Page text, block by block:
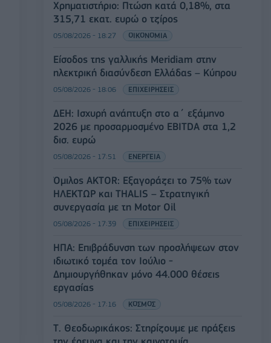
Χρηματιστήριο: Πτώση κατά 0,18%, στα
315,71 εκατ. ευρώ ο τζίρος
05/08/2026 - 18:27 ΟΙΚΟΝΟΜΙΑ
Είσοδος της γαλλικής Meridiam στην
ηλεκτρική διασύνδεση Ελλάδας – Κύπρου
05/08/2026 - 18:06 ΕΠΙΧΕΙΡΗΣΕΙΣ
ΔΕΗ: Ισχυρή ανάπτυξη στο α΄ εξάμηνο
2026 με προσαρμοσμένο EBITDA στα 1,2
δισ. ευρώ
05/08/2026 - 17:51 ΕΝΕΡΓΕΙΑ
Όμιλος AKTOR: Εξαγοράζει το 75% των
ΗΛΕΚΤΩΡ και THALIS – Στρατηγική
συνεργασία με τη Motor Oil
05/08/2026 - 17:39 ΕΠΙΧΕΙΡΗΣΕΙΣ
ΗΠΑ: Επιβράδυνση των προσλήψεων στον
ιδιωτικό τομέα τον Ιούλιο -
Δημιουργήθηκαν μόνο 44.000 θέσεις
εργασίας
05/08/2026 - 17:16 ΚΟΣΜΟΣ
Τ. Θεοδωρικάκος: Στηρίζουμε με πράξεις